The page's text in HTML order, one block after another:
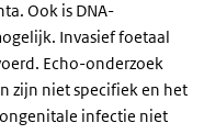
Ook is DNA-
Invasief foetaal
Echo-onderzoek
zijn niet specifiek en het
infectie niet